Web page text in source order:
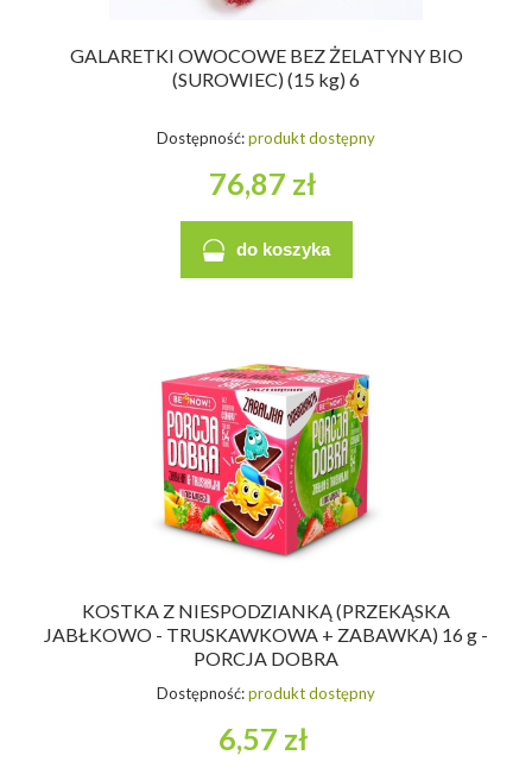
GALARETKI OWOCOWE BEZ ŻELATYNY BIO
(SUROWIEC) (15 kg) 6
Dostępność:produkt dostępny
76,87 zł
do koszyka
KOSTKA Z NIESPODZIANKĄ (PRZEKĄSKA
JABŁKOWO - TRUSKAWKOWA + ZABAWKA) 16 g -
PORCJA DOBRA
Dostępność:produkt dostępny
6,57 zł